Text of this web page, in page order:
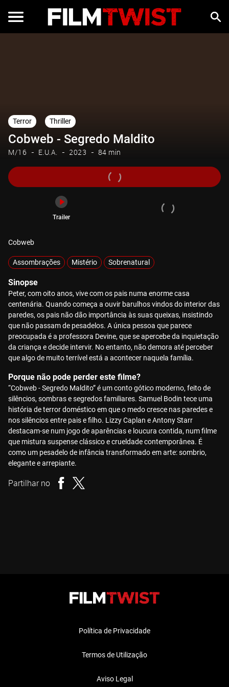
Terror Thriller
Cobweb - Segredo Maldito
M/16 E.U.A. 2023 84 min
Trailer
Cobweb
Assombrações Mistério Sobrenatural
Sinopse
Peter, com oito anos, vive com os pais numa enorme casa
centenária. Quando começa a ouvir barulhos vindos do interior das
paredes, os pais não dão importância às suas queixas, insistindo
que não passam de pesadelos. A única pessoa que parece
preocupada é a professora Devine, que se apercebe da inquietação
da criança e decide intervir. No entanto, não demora até perceber
que algo de muito terrível está a acontecer naquela família.
Porque não pode perder este filme?
“Cobweb - Segredo Maldito” é um conto gótico moderno, feito de
silêncios, sombras e segredos familiares. Samuel Bodin tece uma
história de terror doméstico em que o medo cresce nas paredes e
nos silêncios entre pais e filho. Lizzy Caplan e Antony Starr
destacam-se num jogo de aparências e loucura contida, num filme
que mistura suspense clássico e crueldade contemporânea. É
como um pesadelo de infância transformado em arte: sombrio,
elegante e arrepiante.
Partilhar no
Política de Privacidade
Termos de Utilização
Aviso Legal